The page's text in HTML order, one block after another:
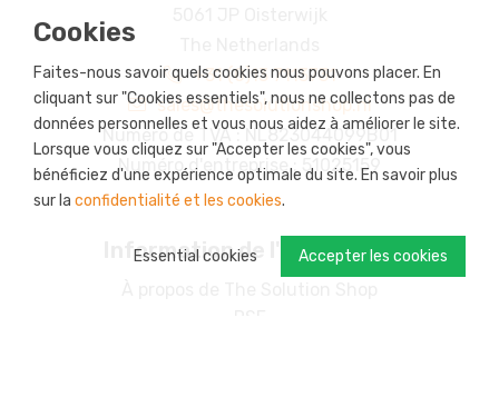
Cookies
Faites-nous savoir quels cookies nous pouvons placer. En
cliquant sur "Cookies essentiels", nous ne collectons pas de
données personnelles et vous nous aidez à améliorer le site.
Lorsque vous cliquez sur "Accepter les cookies", vous
bénéficiez d'une expérience optimale du site. En savoir plus
sur la confidentialité et les cookies.
Accepter les cookies
Essential cookies
+31 (0)13 7113731
sales@thesolutionshop.nl
Numéro de TVA : NL823044099B01
Numéro d'entreprise : 51025159
Information de l'utilisateur